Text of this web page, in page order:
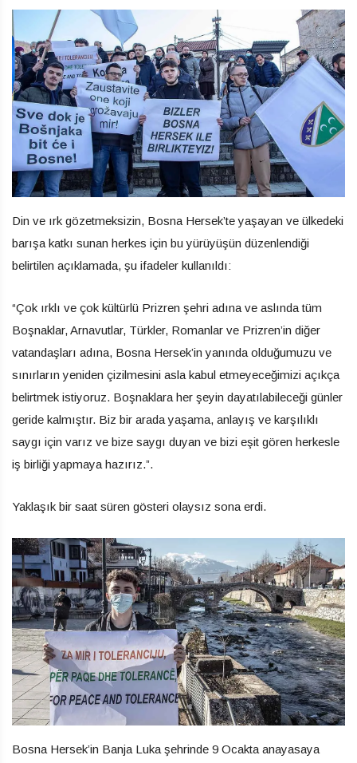
Din ve ırk gözetmeksizin, Bosna Hersek’te yaşayan ve ülkedeki
barışa katkı sunan herkes için bu yürüyüşün düzenlendiği
belirtilen açıklamada, şu ifadeler kullanıldı:
“Çok ırklı ve çok kültürlü Prizren şehri adına ve aslında tüm
Boşnaklar, Arnavutlar, Türkler, Romanlar ve Prizren’in diğer
vatandaşları adına, Bosna Hersek’in yanında olduğumuzu ve
sınırların yeniden çizilmesini asla kabul etmeyeceğimizi açıkça
belirtmek istiyoruz. Boşnaklara her şeyin dayatılabileceği günler
geride kalmıştır. Biz bir arada yaşama, anlayış ve karşılıklı
saygı için varız ve bize saygı duyan ve bizi eşit gören herkesle
iş birliği yapmaya hazırız.”.
Yaklaşık bir saat süren gösteri olaysız sona erdi.
Bosna Hersek’in Banja Luka şehrinde 9 Ocakta anayasaya